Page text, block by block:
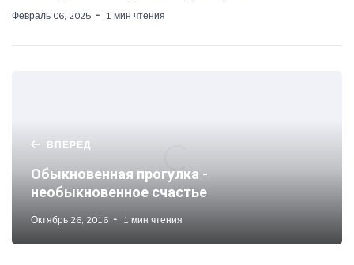
Февраль 06, 2025 1 мин чтения
ВПЕРЕД
Обыкновенная прогулка -
необыкновенное счастье
Октябрь 26, 2016 1 мин чтения